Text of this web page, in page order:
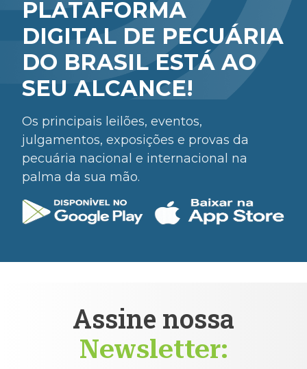
PLATAFORMA
DIGITAL DE PECUÁRIA
DO BRASIL ESTÁ AO
SEU ALCANCE!
Os principais leilões, eventos,
julgamentos, exposições e provas da
pecuária nacional e internacional na
palma da sua mão.
Assine nossa
Newsletter: